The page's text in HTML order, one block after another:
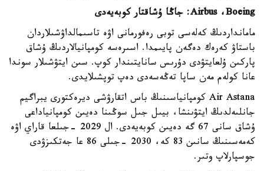
Airbus ،Boeing: جاڭا ۇشاقتار كوبەيەدى
مامانداردىڭ كەلەسى توبى رەفورمانى اۋە تاسىمالداۋشىلاردان
باستاۋ كەرەك دەگەن پايىمدا. اسىرەسە كومپانيالاردىڭ ۇشاق
پاركىن ۇلعايتۋدى دۇرىس سانايتىندار كوپ. سىن ايتۋشىلار سوندا
عانا كولەم مەن ساپا تەڭەسەدى دەپ توپشىلايدى.
Air Astana كومپانياسىنىڭ باس اتقارۋشى ديرەكتورى يبراگيم
جانلىەلدىڭ ايتۋىنشا، بيىل جىل سوڭىنا دەيىن كومپانياداعى
ۇشاق سانى 67 گە دەيىن كوبەيەدى. ال 2029 -جىلعا قاراي اۋە
كەمەسىنىڭ سانىن 83 كە، 2030 -جىلى 86 عا جەتكىزۋدى
جوسپارلاپ وتىر.